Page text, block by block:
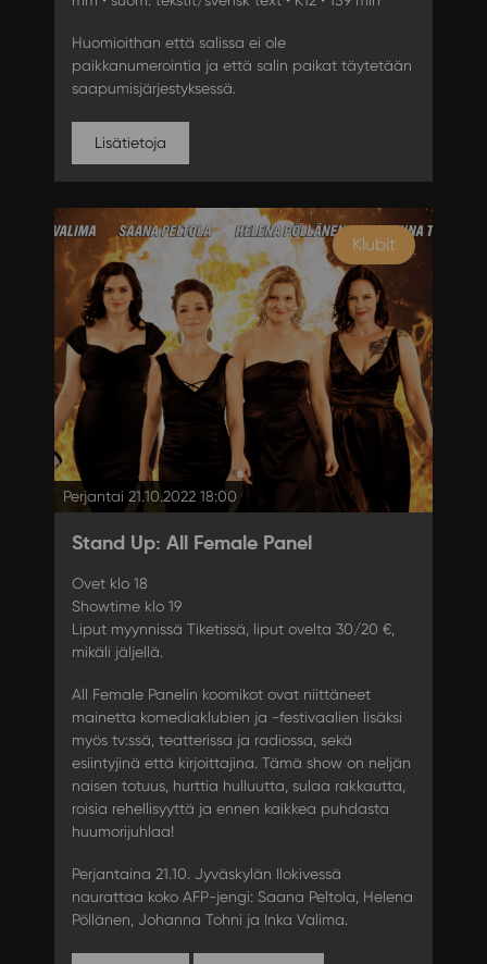
Huomioithan että salissa ei ole
paikkanumerointia ja että salin paikat täytetään
saapumisjärjestyksessä.
Lisätietoja
Klubit
Perjantai 21.10.2022 18:00
Stand Up: All Female Panel
Ovet klo 18
Showtime klo 19
Liput myynnissä Tiketissä, liput ovelta 30/20 €,
mikäli jäljellä.
All Female Panelin koomikot ovat niittäneet
mainetta komediaklubien ja -festivaalien lisäksi
myös tv:ssä, teatterissa ja radiossa, sekä
esiintyjinä että kirjoittajina. Tämä show on neljän
naisen totuus, hurttia hulluutta, sulaa rakkautta,
roisia rehellisyyttä ja ennen kaikkea puhdasta
huumorijuhlaa!
Perjantaina 21.10. Jyväskylän Ilokivessä
naurattaa koko AFP-jengi: Saana Peltola, Helena
Pöllänen, Johanna Tohni ja Inka Valima.